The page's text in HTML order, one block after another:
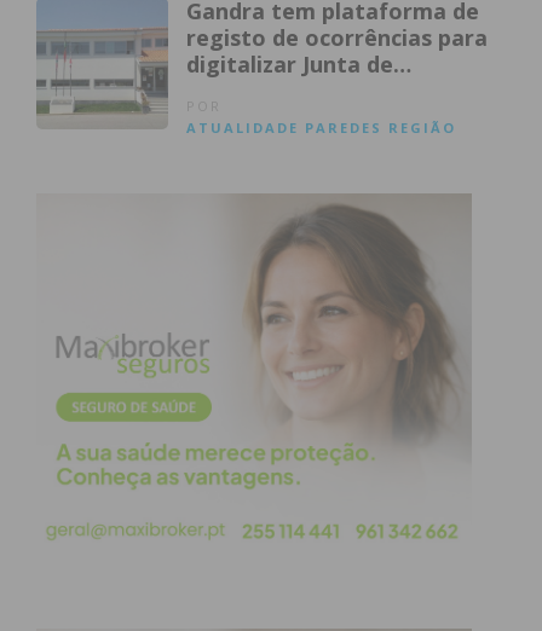
Gandra tem plataforma de
registo de ocorrências para
digitalizar Junta de
ATUALIDADE PAREDES REGIÃO